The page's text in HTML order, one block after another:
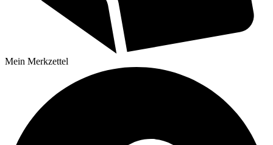
Mein Merkzettel